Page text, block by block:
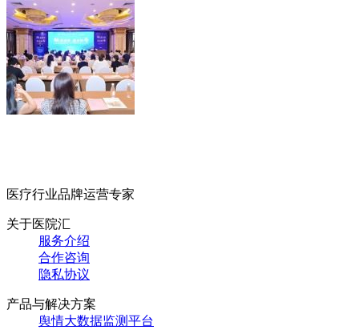
医疗行业品牌运营专家
关于医院汇
服务介绍
合作咨询
隐私协议
产品与解决方案
舆情大数据监测平台